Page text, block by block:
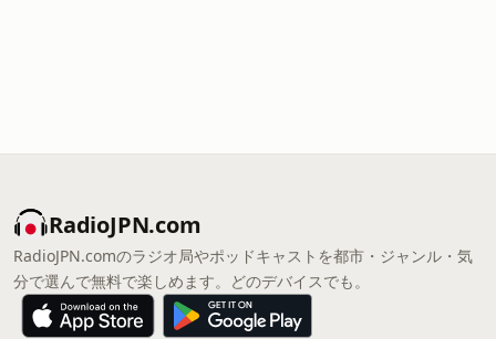
RadioJPN.com
RadioJPN.comのラジオ局やポッドキャストを都市・ジャンル・気
分で選んで無料で楽しめます。どのデバイスでも。